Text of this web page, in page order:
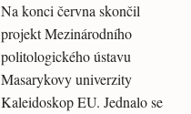
Na konci června skončil
projekt Mezinárodního
politologického ústavu
Masarykovy univerzity
Kaleidoskop EU. Jednalo se